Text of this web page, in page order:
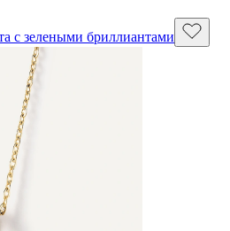
с зелеными бриллиантами